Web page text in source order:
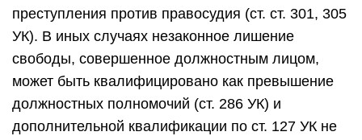
преступления против правосудия (ст. ст. 301, 305
УК). В иных случаях незаконное лишение
свободы, совершенное должностным лицом,
может быть квалифицировано как превышение
должностных полномочий (ст. 286 УК) и
дополнительной квалификации по ст. 127 УК не